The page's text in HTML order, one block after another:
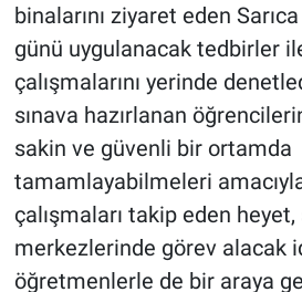
binalarını ziyaret eden
günü uygulanacak tedbirler
çalışmalarını yerinde
sınava hazırlanan
sakin ve güvenli bir ortamda
tamamlayabilmeleri
çalışmaları takip eden heyet,
merkezlerinde görev alacak
öğretmenlerle de bir araya